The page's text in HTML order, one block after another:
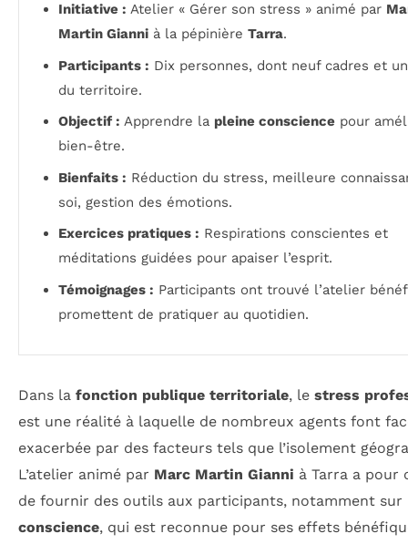
Initiative : Atelier « Gérer son stress » animé par
Martin Gianni à la pépinière Tarra.
Participants : Dix personnes, dont neuf cadres et
du territoire.
Objectif : Apprendre la pleine conscience pour
bien-être.
Bienfaits : Réduction du stress, meilleure
soi, gestion des émotions.
Exercices pratiques : Respirations conscientes et
méditations guidées pour apaiser l’esprit.
Témoignages : Participants ont trouvé l’atelier
promettent de pratiquer au quotidien.
Dans la fonction publique territoriale, le stress
est une réalité à laquelle de nombreux agents font
exacerbée par des facteurs tels que l’isolement
L’atelier animé par Marc Martin Gianni à Tarra a pour
de fournir des outils aux participants, notamment
conscience, qui est reconnue pour ses effets